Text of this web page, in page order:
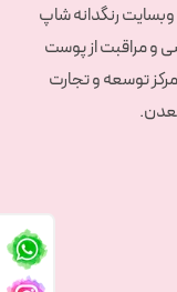
رنگدانه شاپ
و مراقبت از پوست
مرکز توسعه و تجارت